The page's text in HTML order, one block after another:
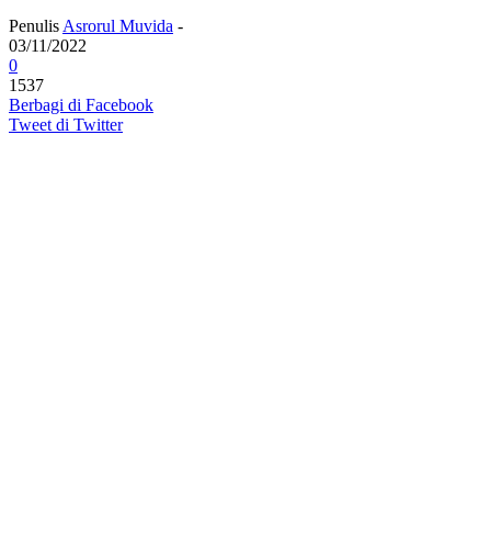
Penulis Asrorul Muvida -
03/11/2022
0
1537
Berbagi di Facebook
Tweet di Twitter